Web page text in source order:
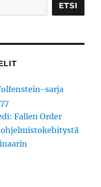
ETSI
sarja
Fallen Order